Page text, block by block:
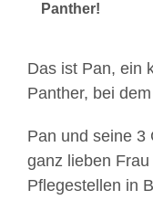
Panther!
Das ist Pan, ein
Panther, bei
Pan und seine 3
ganz lieben
Pflegestellen in